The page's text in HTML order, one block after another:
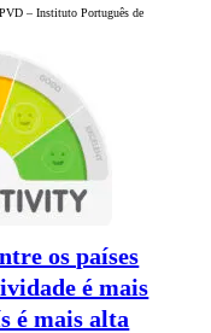
– Instituto Português de
os países
é mais
é mais alta